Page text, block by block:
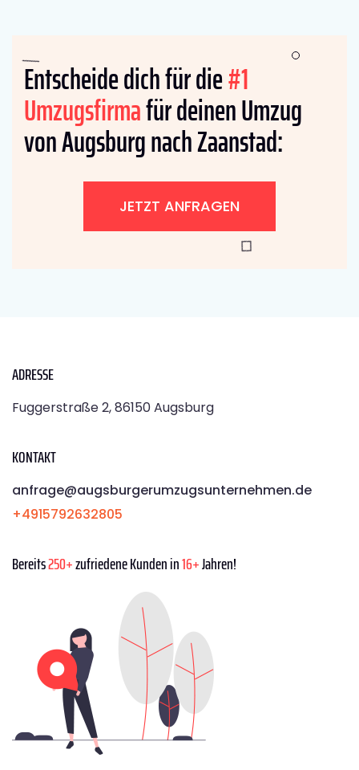
Entscheide dich für die#1
Umzugsfirmafür deinen Umzug
von Augsburg nach Zaanstad:
JETZT ANFRAGEN
ADRESSE
Fuggerstraße 2, 86150 Augsburg
KONTAKT
anfrage@augsburgerumzugsunternehmen.de
+4915792632805
Bereits250+zufriedene Kunden in16+Jahren!